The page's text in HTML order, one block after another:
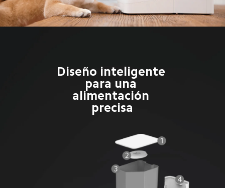
Diseño inteligente
para una
alimentación
precisa